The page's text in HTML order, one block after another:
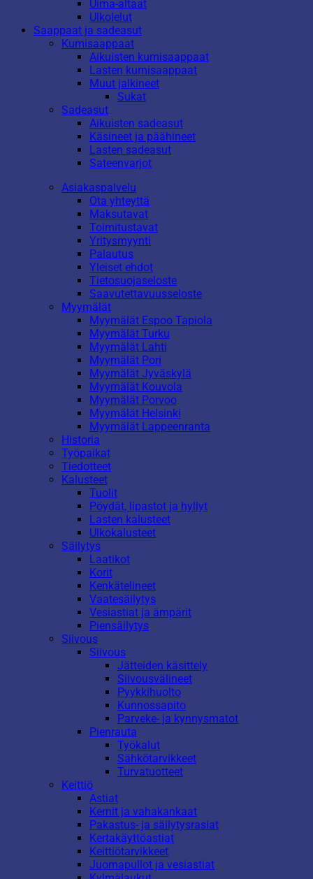
Uima-altaat
Ulkolelut
Saappaat ja sadeasut
Kumisaappaat
Aikuisten kumisaappaat
Lasten kumisaappaat
Muut jalkineet
Sukat
Sadeasut
Aikuisten sadeasut
Käsineet ja päähineet
Lasten sadeasut
Sateenvarjot
Asiakaspalvelu
Ota yhteyttä
Maksutavat
Toimitustavat
Yritysmyynti
Palautus
Yleiset ehdot
Tietosuojaseloste
Saavutettavuusseloste
Myymälät
Myymälät Espoo Tapiola
Myymälät Turku
Myymälät Lahti
Myymälät Pori
Myymälät Jyväskylä
Myymälät Kouvola
Myymälät Porvoo
Myymälät Helsinki
Myymälät Lappeenranta
Historia
Työpaikat
Tiedotteet
Kalusteet
Tuolit
Pöydät, lipastot ja hyllyt
Lasten kalusteet
Ulkokalusteet
Säilytys
Laatikot
Korit
Kenkätelineet
Vaatesäilytys
Vesiastiat ja ämpärit
Piensäilytys
Siivous
Siivous
Jätteiden käsittely
Siivousvälineet
Pyykkihuolto
Kunnossapito
Parveke- ja kynnysmatot
Pienrauta
Työkalut
Sähkötarvikkeet
Turvatuotteet
Keittiö
Astiat
Kernit ja vahakankaat
Pakastus- ja säilytysrasiat
Kertakäyttöastiat
Keittiötarvikkeet
Juomapullot ja vesiastiat